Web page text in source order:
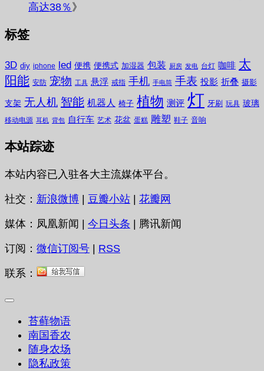
高达38％ 》
标签
3D diy iphone led 便携 便携式 加湿器 包装 厨房 发电 台灯 咖啡 太
阳能 安防 宠物 工具 悬浮 戒指 手机 手电筒 手表 投影 折叠 摄影
支架 无人机 智能 机器人 椅子 植物 测评 灯 牙刷 玩具 玻璃
移动电源 耳机 背包 自行车 艺术 花盆 蛋糕 雕塑 鞋子 音响
本站踪迹
本站内容已入驻各大主流媒体平台。
社交： 新浪微博 | 豆瓣小站 | 花瓣网
媒体：凤凰新闻 | 今日头条 | 腾讯新闻
订阅： 微信订阅号 RSS
联系：
苔藓物语
南国香农
随身农场
隐私政策